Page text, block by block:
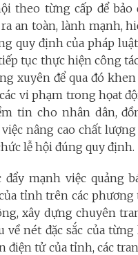
theo từng cấp để bảo
an toàn, lành mạnh,
quy định của pháp
tục thực hiện công
xuyên để qua đó
vi phạm trong họat
tin cho nhân dân,
nâng cao chất
lễ hội đúng quy định.
đẩy mạnh việc quảng
tỉnh trên các
xây dựng chuyên
về nét đặc sắc của
điện tử của tỉnh, các